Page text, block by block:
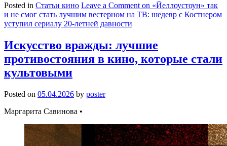
Posted in Статьи кино Leave a Comment on «Йеллоустоун» так
и не смог стать лучшим вестерном на ТВ: шедевр с Костнером
уступил сериалу 20-летней давности
Искусство вражды: лучшие
противостояния в кино, которые стали
культовыми
Posted on 05.04.2026 by poster
Маргарита Савинова •